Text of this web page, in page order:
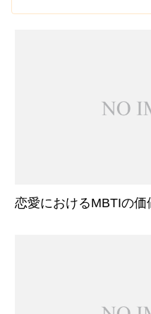
恋愛におけるMBTIの